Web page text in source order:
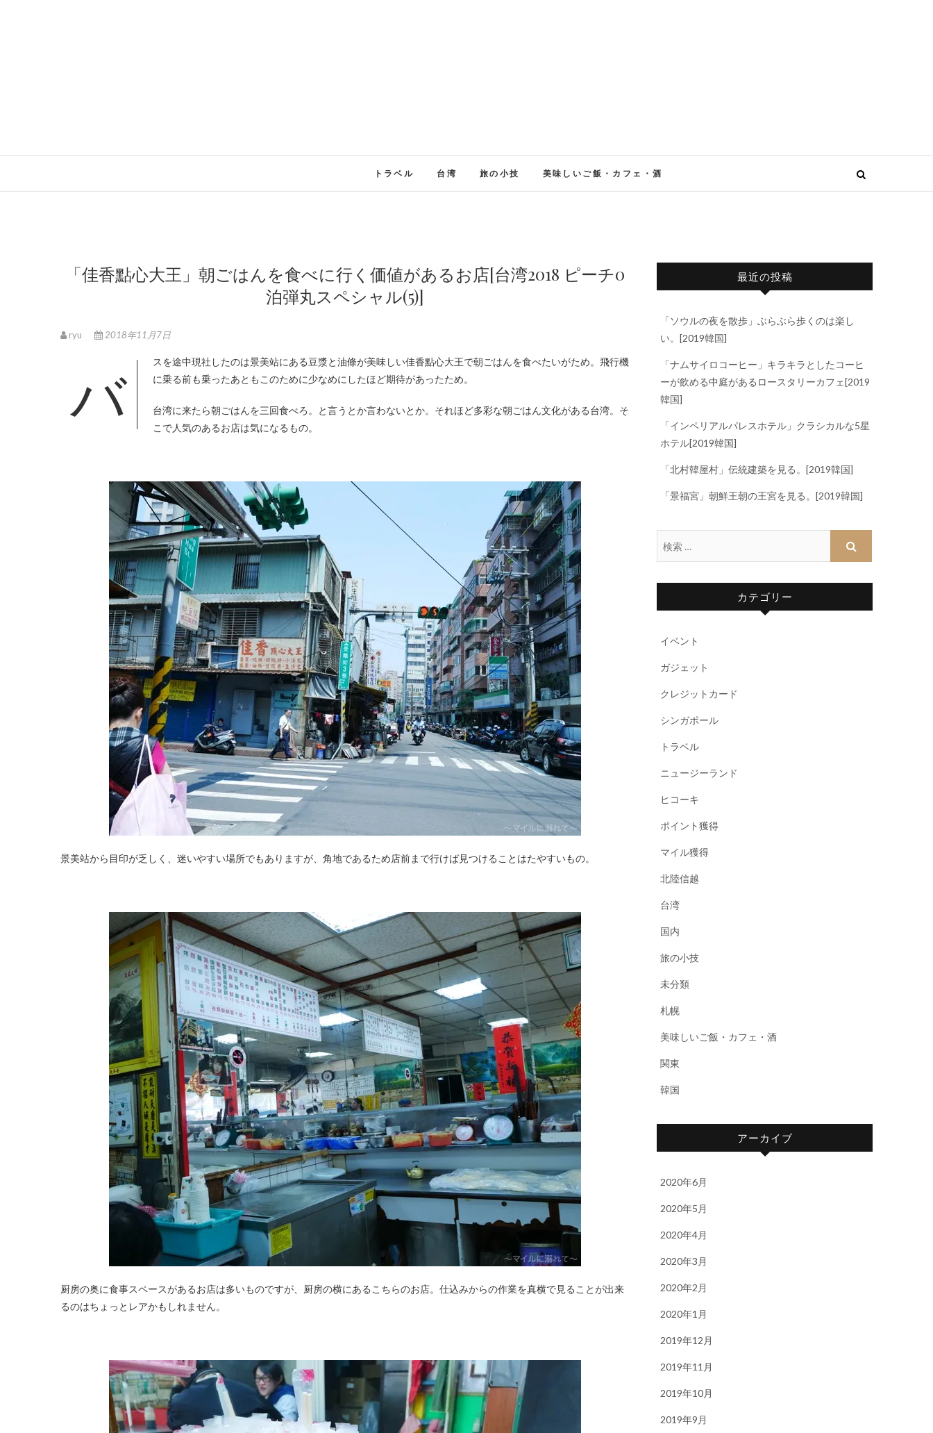
トラベル 台湾 旅の小技 美味しいご飯・カフェ・酒
「佳香點心大王」朝ごはんを食べに行く価値があるお店[台湾2018 ピーチ0
泊弾丸スペシャル(5)]
ryu 2018年11月7日
バスを途中現社したのは景美站にある豆漿と油條が美味しい佳香點心大王で朝ごはんを食べたいがため。飛行機 に乗る前も乗ったあともこのために少なめにしたほど期待があったため。
台湾に来たら朝ごはんを三回食べろ。と言うとか言わないとか。それほど多彩な朝ごはん文化がある台湾。そ
こで人気のあるお店は気になるもの。
景美站から目印が乏しく、迷いやすい場所でもありますが、角地であるため店前まで行けば見つけることはたやすいもの。
厨房の奥に食事スペースがあるお店は多いものですが、厨房の横にあるこちらのお店。仕込みからの作業を真横で見ることが出来
るのはちょっとレアかもしれません。
最近の投稿
「ソウルの夜を散歩」ぶらぶら歩くのは楽し
い。[2019韓国]
「ナムサイロコーヒー」キラキラとしたコーヒ
ーが飲める中庭があるロースタリーカフェ[2019
韓国]
「インペリアルパレスホテル」クラシカルな5星
ホテル[2019韓国]
「北村韓屋村」伝統建築を見る。[2019韓国]
「景福宮」朝鮮王朝の王宮を見る。[2019韓国]
カテゴリー
イベント
ガジェット
クレジットカード
シンガポール
トラベル
ニュージーランド
ヒコーキ
ポイント獲得
マイル獲得
北陸信越
台湾
国内
旅の小技
未分類
札幌
美味しいご飯・カフェ・酒
関東
韓国
アーカイブ
2020年6月
2020年5月
2020年4月
2020年3月
2020年2月
2020年1月
2019年12月
2019年11月
2019年10月
2019年9月